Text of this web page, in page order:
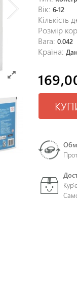
Вік:6-12
Кількість
Розмір
Вага:0.042
Країна: